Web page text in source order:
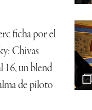
ficha por el
Chivas
16, un blend
de piloto